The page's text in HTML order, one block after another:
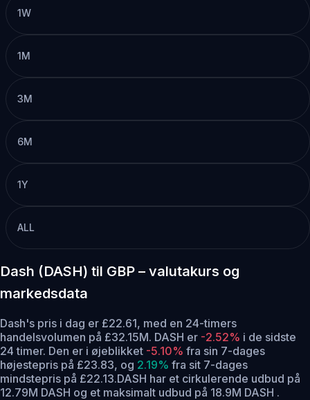
1W
1M
3M
6M
1Y
ALL
Dash (DASH) til GBP – valutakurs og
markedsdata
Dash's pris i dag er £22.61, med en 24-timers
handelsvolumen på £32.15M. DASH er -2.52% i de sidste
24 timer. Den er i øjeblikket -5.10% fra sin 7-dages
højestepris på £23.83, og 2.19% fra sit 7-dages
mindstepris på £22.13.DASH har et cirkulerende udbud på
12.79M DASH og et maksimalt udbud på 18.9M DASH .